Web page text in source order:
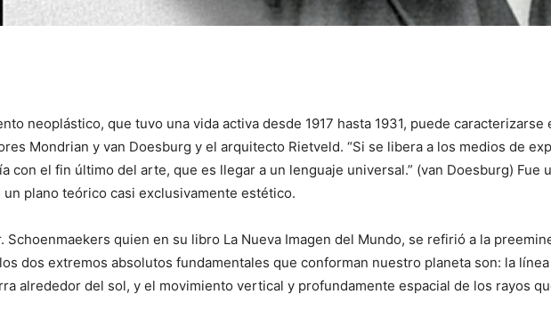
neoplástico, que tuvo una vida activa desde 1917 hasta 1931, puede caracterizarse
Mondrian y van Doesburg y el arquitecto Rietveld. “Si se libera a los medios de
con el fin último del arte, que es llegar a un lenguaje universal.” (van Doesburg) Fue
plano teórico casi exclusivamente estético.
quien en su libro La Nueva Imagen del Mundo, se refirió a la
dos extremos absolutos fundamentales que conforman nuestro planeta son: la
alrededor del sol, y el movimiento vertical y profundamente espacial de los rayos